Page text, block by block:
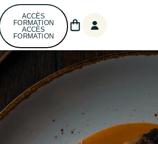
ACCÈS
FORMATION
ACCÈS
FORMATION